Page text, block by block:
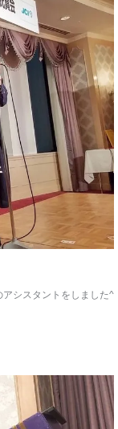
シスタントをしました^